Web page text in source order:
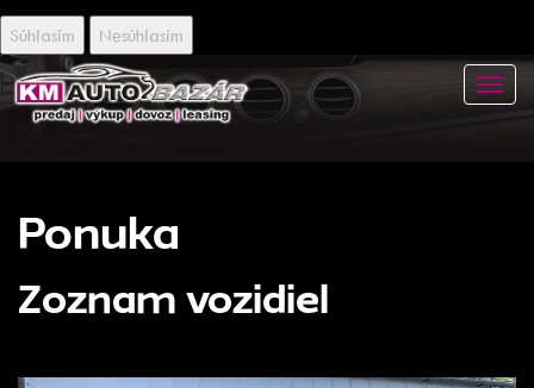
Súhlasím Nesúhlasím
Ponuka
Zoznam vozidiel